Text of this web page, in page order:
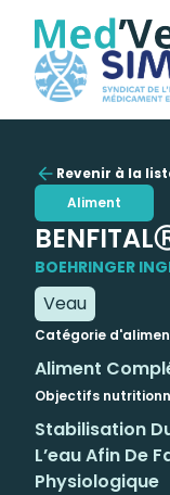
Revenir à la
Aliment
BOEHRINGER
Veau
Catégorie
Aliment
Objectifs
Stabilisation
L’eau Afin De
Physiologique